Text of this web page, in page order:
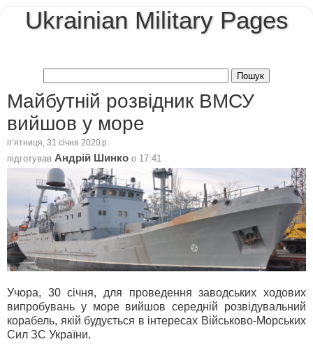
Ukrainian Military Pages
Майбутній розвідник ВМСУ
вийшов у море
пʼятниця, 31 січня 2020 р.
підготував Андрій Шинко о 17:41
Учора, 30 січня, для проведення заводських ходових
випробувань у море вийшов середній розвідувальний
корабель, якій будується в інтересах Військово-Морських
Сил ЗС України.